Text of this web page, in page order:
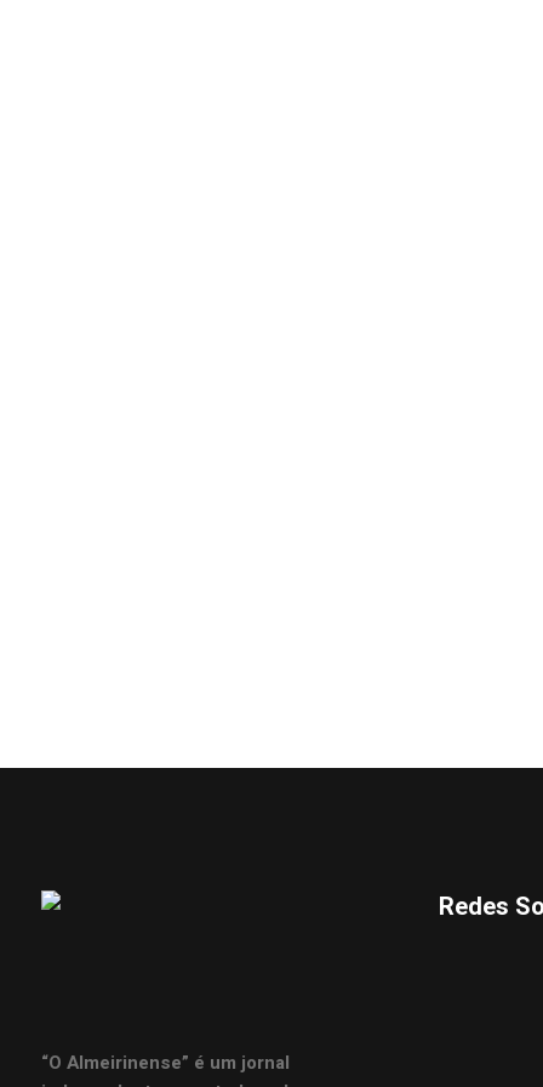
“O Almeirinense” é um jornal
Redes